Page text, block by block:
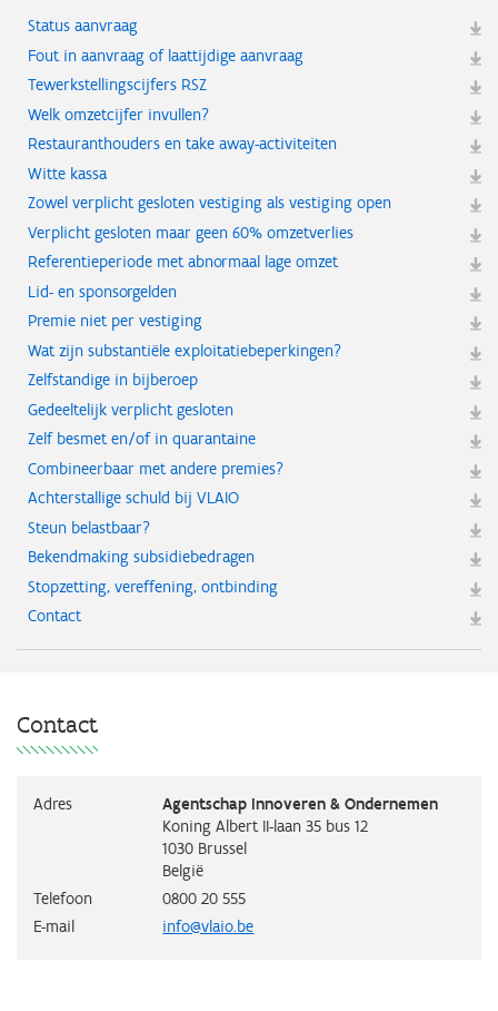
Status aanvraag
Fout in aanvraag of laattijdige aanvraag
Tewerkstellingscijfers RSZ
Welk omzetcijfer invullen?
Restauranthouders en take away-activiteiten
Witte kassa
Zowel verplicht gesloten vestiging als vestiging open
Verplicht gesloten maar geen 60% omzetverlies
Referentieperiode met abnormaal lage omzet
Lid- en sponsorgelden
Premie niet per vestiging
Wat zijn substantiële exploitatiebeperkingen?
Zelfstandige in bijberoep
Gedeeltelijk verplicht gesloten
Zelf besmet en/of in quarantaine
Combineerbaar met andere premies?
Achterstallige schuld bij VLAIO
Steun belastbaar?
Bekendmaking subsidiebedragen
Stopzetting, vereffening, ontbinding
Contact
Contact
Adres
Agentschap Innoveren & Ondernemen
Koning Albert II-laan 35 bus 12
1030 Brussel
België
Telefoon
0800 20 555
E-mail
info@vlaio.be